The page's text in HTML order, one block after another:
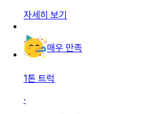
자세히 보기
매우 만족
1톤 트럭
·